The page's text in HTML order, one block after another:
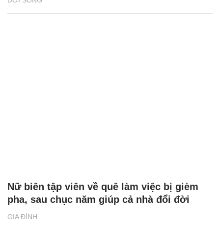
GIA ĐÌNH
Nữ biên tập viên về quê làm việc bị gièm
pha, sau chục năm giúp cả nhà đổi đời